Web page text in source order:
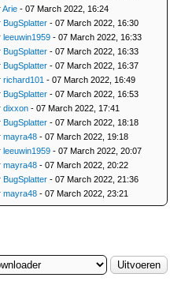
Arie - 07 March 2022, 16:24
BugSplatter - 07 March 2022, 16:30
leeuwin1959 - 07 March 2022, 16:33
BugSplatter - 07 March 2022, 16:33
BugSplatter - 07 March 2022, 16:37
richard101 - 07 March 2022, 16:49
BugSplatter - 07 March 2022, 16:53
dixxon - 07 March 2022, 17:41
BugSplatter - 07 March 2022, 18:18
mayra48 - 07 March 2022, 19:18
leeuwin1959 - 07 March 2022, 20:07
mayra48 - 07 March 2022, 20:22
BugSplatter - 07 March 2022, 21:36
mayra48 - 07 March 2022, 23:21